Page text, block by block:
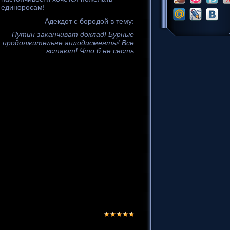
единоросам!
Адекдот с бородой в тему:
Путин заканчиват доклад! Бурные
продолжительне аплодисменты! Все
встают! Что б не сесть